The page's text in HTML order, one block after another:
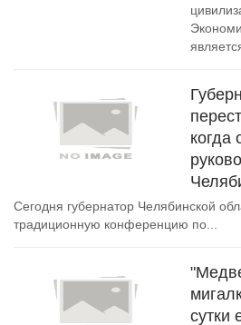
когда
Сегодня губернатор Челябинской
традиционную конференцию по...
сутки